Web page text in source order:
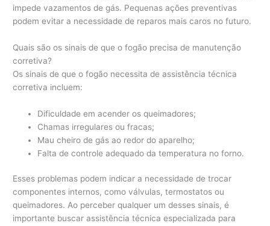
impede vazamentos de gás. Pequenas ações preventivas
podem evitar a necessidade de reparos mais caros no futuro.
Quais são os sinais de que o fogão precisa de manutenção
corretiva?
Os sinais de que o fogão necessita de assistência técnica
corretiva incluem:
Dificuldade em acender os queimadores;
Chamas irregulares ou fracas;
Mau cheiro de gás ao redor do aparelho;
Falta de controle adequado da temperatura no forno.
Esses problemas podem indicar a necessidade de trocar
componentes internos, como válvulas, termostatos ou
queimadores. Ao perceber qualquer um desses sinais, é
importante buscar assistência técnica especializada para